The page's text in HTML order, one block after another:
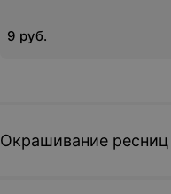
9 руб.
Окрашивание ресниц